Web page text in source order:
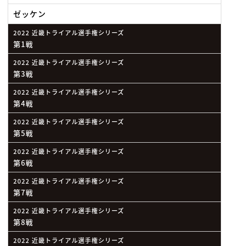
ゼッケン
2022 近畿トライアル選手権シリーズ
第1戦
2022 近畿トライアル選手権シリーズ
第3戦
2022 近畿トライアル選手権シリーズ
第4戦
2022 近畿トライアル選手権シリーズ
第5戦
2022 近畿トライアル選手権シリーズ
第6戦
2022 近畿トライアル選手権シリーズ
第7戦
2022 近畿トライアル選手権シリーズ
第8戦
2022 近畿トライアル選手権シリーズ